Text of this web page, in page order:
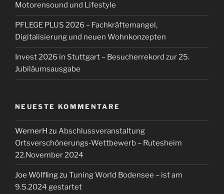
Motorensound und Lifestyle
PFLEGE PLUS 2026 – Fachkräftemangel,
Digitalisierung und neuen Wohnkonzepten
Invest 2026 in Stuttgart – Besucherrekord zur 25.
Jubiläumsausgabe
NEUESTE KOMMENTARE
WernerH zu Abschlussveranstaltung
Ortsverschönerungs-Wettbewerb – Rutesheim
22.November 2024
Joe Wölflingzu Tuning World Bodensee – ist am
9.5.2024 gestartet